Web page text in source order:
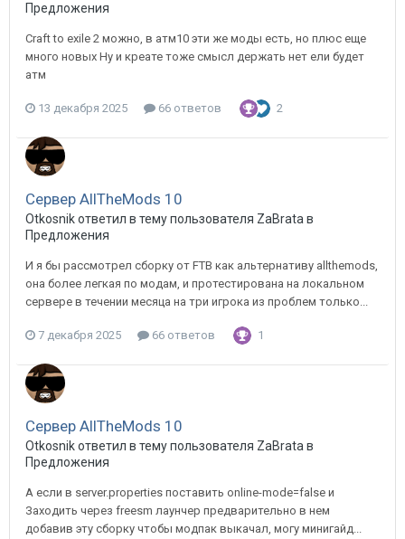
Предложения
Craft to exile 2 можно, в атм10 эти же моды есть, но плюс еще
много новых Ну и креате тоже смысл держать нет ели будет
атм
13 декабря 2025 66 ответов 2
Сервер AllTheMods 10
Otkosnik ответил в тему пользователя ZaBrata в
Предложения
И я бы рассмотрел сборку от FTB как альтернативу allthemods,
она более легкая по модам, и протестирована на локальном
сервере в течении месяца на три игрока из проблем только...
7 декабря 2025 66 ответов 1
Сервер AllTheMods 10
Otkosnik ответил в тему пользователя ZaBrata в
Предложения
А если в server.properties поставить online-mode=false и
Заходить через freesm лаунчер предварительно в нем
добавив эту сборку чтобы модпак выкачал, могу минигайд...